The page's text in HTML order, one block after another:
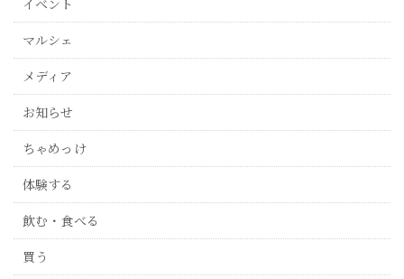
マルシェ
メディア
お知らせ
ちゃめっけ
体験する
飲む・食べる
買う